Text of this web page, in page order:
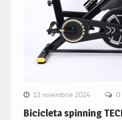
13 noiembrie 2024 0
Bicicleta spinning